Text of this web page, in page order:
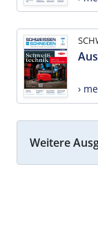
›
Weitere